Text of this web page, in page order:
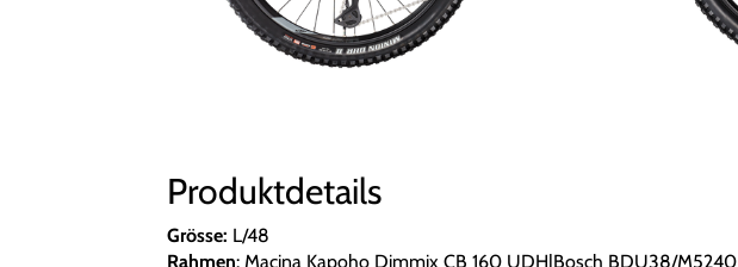
Produktdetails
Grösse: L/48
Rahmen: Macina Kapoho Dimmix CB 160 UDH|Bosch BDU38/M5240